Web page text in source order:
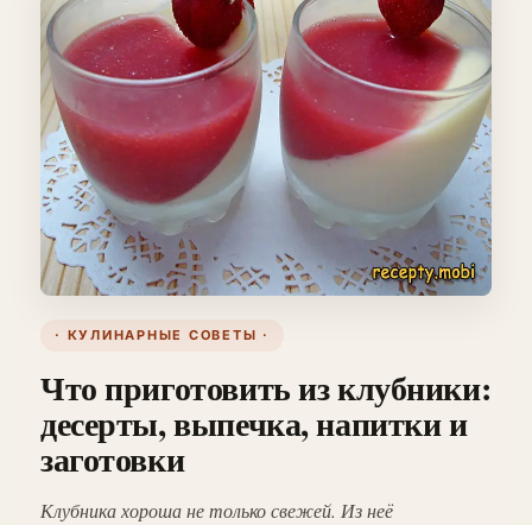
· КУЛИНАРНЫЕ СОВЕТЫ ·
Что приготовить из клубники:
десерты, выпечка, напитки и
заготовки
Клубника хороша не только свежей. Из неё